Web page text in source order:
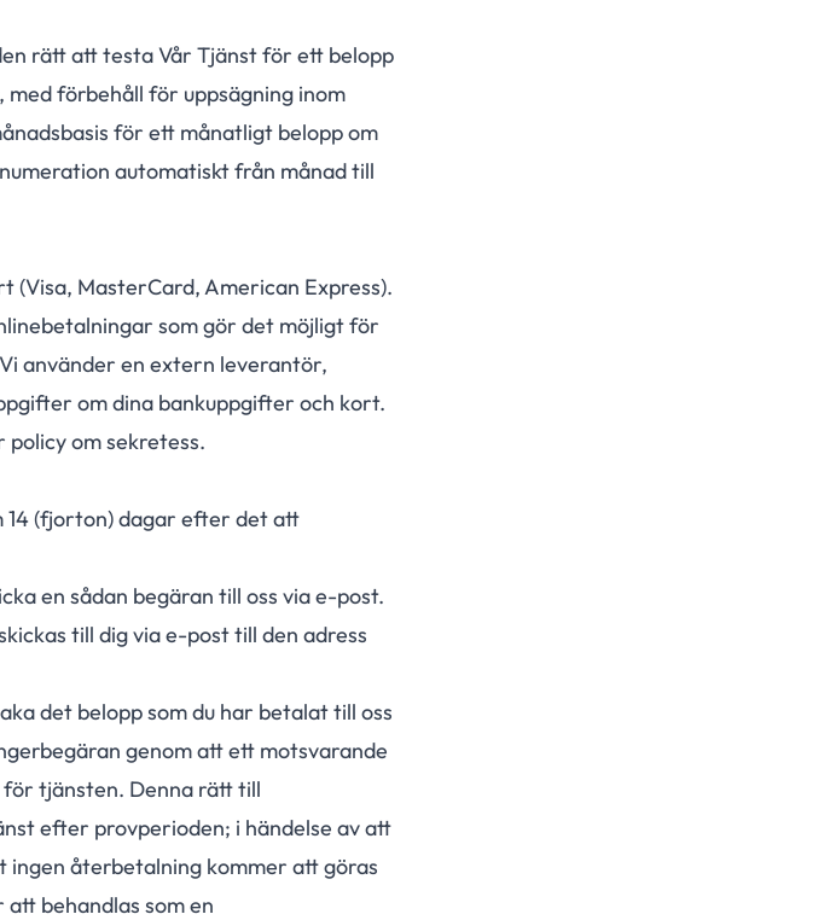
rätt att testa Vår Tjänst för ett belopp
förbehåll för uppsägning inom
för ett månatligt belopp om
automatiskt från månad till
(Visa, MasterCard, American Express).
som gör det möjligt för
använder en extern leverantör,
om dina bankuppgifter och kort.
om sekretess.
(fjorton) dagar efter det att
en sådan begäran till oss via e-post.
till dig via e-post till den adress
det belopp som du har betalat till oss
genom att ett motsvarande
tjänsten. Denna rätt till
efter provperioden; i händelse av att
återbetalning kommer att göras
behandlas som en